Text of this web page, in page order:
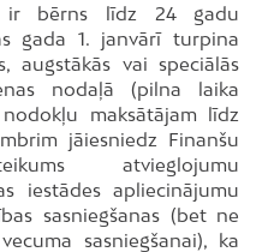
ir bērns līdz 24 gadu
gada 1. janvārī turpina
augstākās vai speciālās
nodaļā (pilna laika
maksātājam līdz
jāiesniedz Finanšu
atvieglojumu
iestādes apliecinājumu
sasniegšanas (bet ne
sasniegšanai), ka